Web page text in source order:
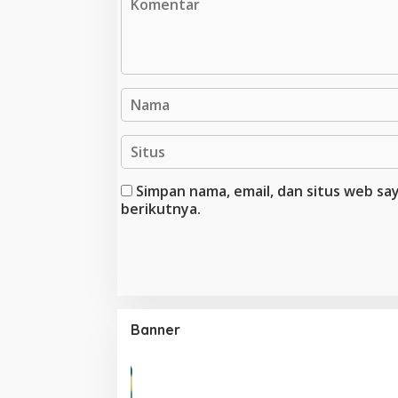
Simpan nama, email, dan situs web
berikutnya.
Banner